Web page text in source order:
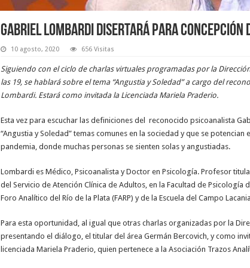
Gabriel Lombardi disertará para Concepción
10 agosto, 2020 656 Visitas
Siguiendo con el ciclo de charlas virtuales programadas por la
las 19, se hablará sobre el tema “Angustia y Soledad” a cargo del
Lombardi. Estará como invitada la Licenciada Mariela Praderio.
Esta vez para escuchar las definiciones del reconocido psicoanalista
“Angustia y Soledad” temas comunes en la sociedad y que se potencian
pandemia, donde muchas personas se sienten solas y angustiadas.
Lombardi es Médico, Psicoanalista y Doctor en Psicología. Profesor
del Servicio de Atención Clínica de Adultos, en la Facultad de Psicología
Foro Analítico del Río de la Plata (FARP) y de la Escuela del Campo
Para esta oportunidad, al igual que otras charlas organizadas por la
presentando el diálogo, el titular del área Germán Bercovich, y como
licenciada Mariela Praderio, quien pertenece a la Asociación Trazos